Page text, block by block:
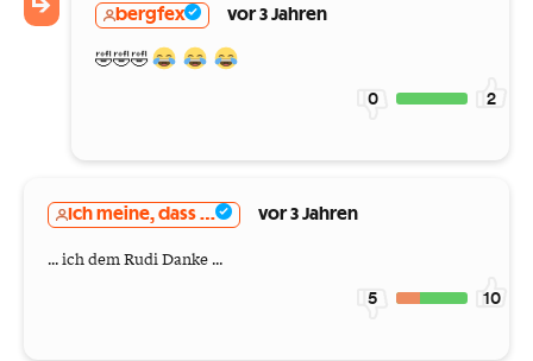
bergfex vor 3 Jahren
🤣🤣🤣
0 2
Ich meine, dass ... vor 3 Jahren
... ich dem Rudi Danke ...
5 10